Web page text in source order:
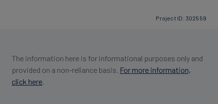
Project ID: 302559
The information here is for informational purposes only and
provided on a non-reliance basis. For more information,
click here.